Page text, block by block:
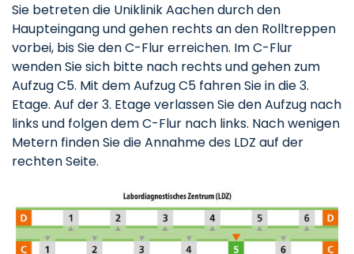
Sie betreten die Uniklinik Aachen durch den
Haupteingang und gehen rechts an den Rolltreppen
vorbei, bis Sie den C-Flur erreichen. Im C-Flur
wenden Sie sich bitte nach rechts und gehen zum
Aufzug C5. Mit dem Aufzug C5 fahren Sie in die 3.
Etage. Auf der 3. Etage verlassen Sie den Aufzug nach
links und folgen dem C-Flur nach links. Nach wenigen
Metern finden Sie die Annahme des LDZ auf der
rechten Seite.